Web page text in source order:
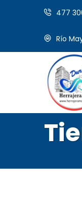
477
Río